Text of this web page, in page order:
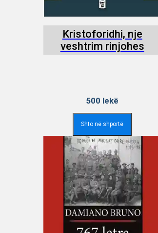
Kristoforidhi, nje
veshtrim rinjohes
500 lekë
Shto në shportë